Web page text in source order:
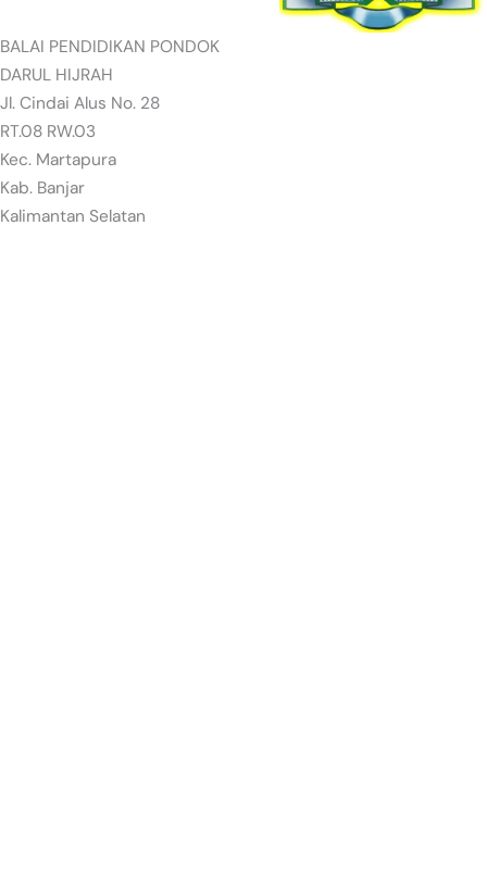
BALAI PENDIDIKAN PONDOK
DARUL HIJRAH
Jl. Cindai Alus No. 28
RT.08 RW.03
Kec. Martapura
Kab. Banjar
Kalimantan Selatan